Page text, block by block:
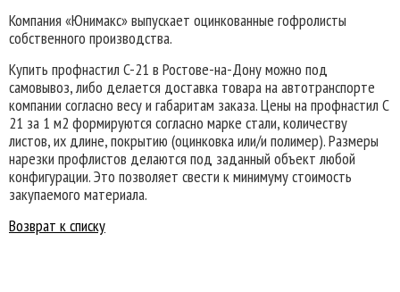
Компания «Юнимакс» выпускает оцинкованные гофролисты
собственного производства.
Купить профнастил C-21 в Ростове-на-Дону можно под
самовывоз, либо делается доставка товара на автотранспорте
компании согласно весу и габаритам заказа. Цены на профнастил C
21 за 1 м2 формируются согласно марке стали, количеству
листов, их длине, покрытию (оцинковка или/и полимер). Размеры
нарезки профлистов делаются под заданный объект любой
конфигурации. Это позволяет свести к минимуму стоимость
закупаемого материала.
Возврат к списку